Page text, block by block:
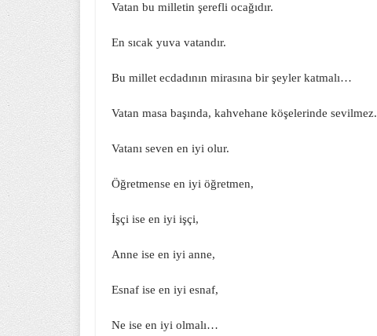
Vatan bu milletin şerefli ocağıdır.
En sıcak yuva vatandır.
Bu millet ecdadının mirasına bir şeyler katmalı…
Vatan masa başında, kahvehane köşelerinde sevilmez.
Vatanı seven en iyi olur.
Öğretmense en iyi öğretmen,
İşçi ise en iyi işçi,
Anne ise en iyi anne,
Esnaf ise en iyi esnaf,
Ne ise en iyi olmalı…